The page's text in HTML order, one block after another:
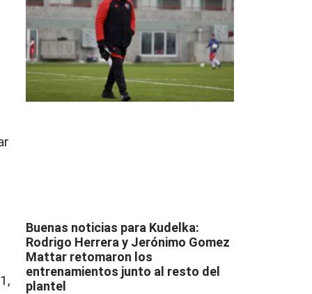
Buenas noticias para Kudelka:
Rodrigo Herrera y Jerónimo Gomez
Mattar retomaron los
entrenamientos junto al resto del
plantel